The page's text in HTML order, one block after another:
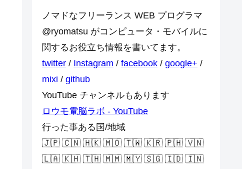
ノマドなフリーランス WEB プログラマ
@ryomatsu がコンピュータ・モバイルに
関するお役立ち情報を書いてます。
twitter / Instagram / facebook / google+ /
mixi / github
YouTube チャンネルもあります
ロウモ電脳ラボ - YouTube
行った事ある国/地域
🇯🇵 🇨🇳 🇭🇰 🇲🇴 🇹🇼 🇰🇷 🇵🇭 🇻🇳
🇱🇦 🇰🇭 🇹🇭 🇲🇲 🇲🇾 🇸🇬 🇮🇩 🇮🇳